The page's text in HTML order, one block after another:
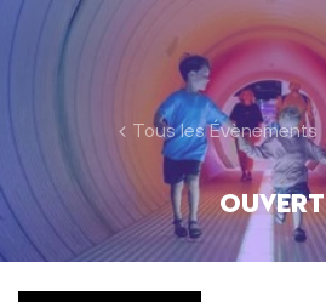
Aller au contenu
Tous les Évènements
Ouvert